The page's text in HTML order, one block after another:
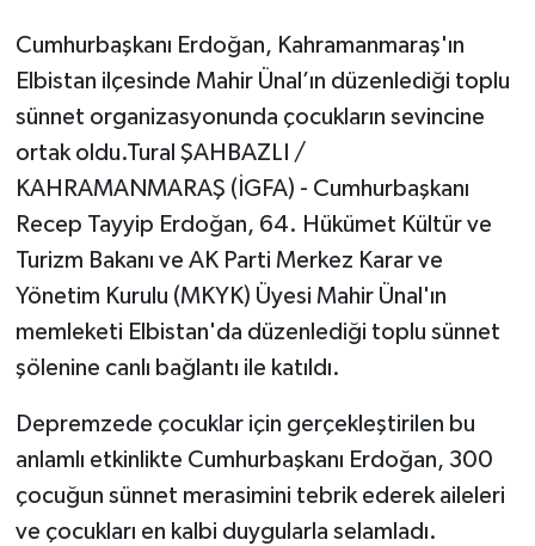
Cumhurbaşkanı Erdoğan, Kahramanmaraş'ın
Elbistan ilçesinde Mahir Ünal’ın düzenlediği toplu
sünnet organizasyonunda çocukların sevincine
ortak oldu.Tural ŞAHBAZLI /
KAHRAMANMARAŞ (İGFA) - Cumhurbaşkanı
Recep Tayyip Erdoğan, 64. Hükümet Kültür ve
Turizm Bakanı ve AK Parti Merkez Karar ve
Yönetim Kurulu (MKYK) Üyesi Mahir Ünal'ın
memleketi Elbistan'da düzenlediği toplu sünnet
şölenine canlı bağlantı ile katıldı.
Depremzede çocuklar için gerçekleştirilen bu
anlamlı etkinlikte Cumhurbaşkanı Erdoğan, 300
çocuğun sünnet merasimini tebrik ederek aileleri
ve çocukları en kalbi duygularla selamladı.